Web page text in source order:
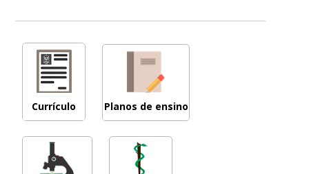
Currículo Planos de ensino